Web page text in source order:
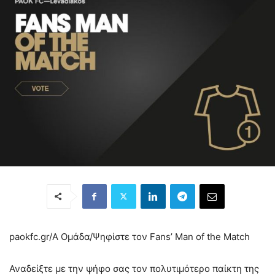
paokfc.gr/Α Ομάδα/Ψηφίστε τον Fans’ Man of the Match
Αναδείξτε με την ψήφο σας τον πολυτιμότερο παίκτη της